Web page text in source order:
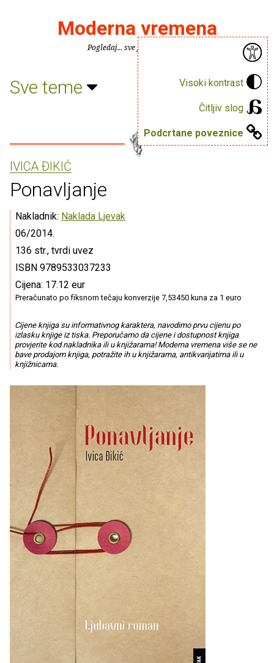
Visoki kontrast
Čitljiv slog
Podcrtane poveznice
Moderna vremena
Pogledaj... sve je puno knjiga.
Sve teme
IVICA ÐIKIĆ
Ponavljanje
Nakladnik: Naklada Ljevak
06/2014.
136 str., tvrdi uvez
ISBN 9789533037233
Cijena: 17.12 eur
Preračunato po fiksnom tečaju konverzije 7,53450 kuna za 1 euro
Cijene knjiga su informativnog karaktera, navodimo prvu cijenu po
izlasku knjige iz tiska. Preporučamo da cijene i dostupnost knjiga
provjerite kod nakladnika ili u knjižarama! Moderna vremena više se ne
bave prodajom knjiga, potražite ih u knjižarama, antikvarijatima ili u
knjižnicama.